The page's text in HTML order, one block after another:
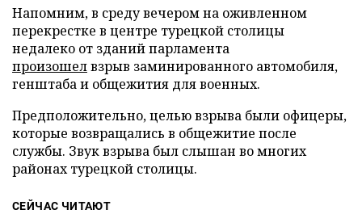
Напомним, в среду вечером на оживленном
перекрестке в центре турецкой столицы
недалеко от зданий парламента
произошелвзрыв заминированного автомобиля,
генштаба и общежития для военных.
Предположительно, целью взрыва были офицеры,
которые возвращались в общежитие после
службы. Звук взрыва был слышан во многих
районах турецкой столицы.
СЕЙЧАС ЧИТАЮТ